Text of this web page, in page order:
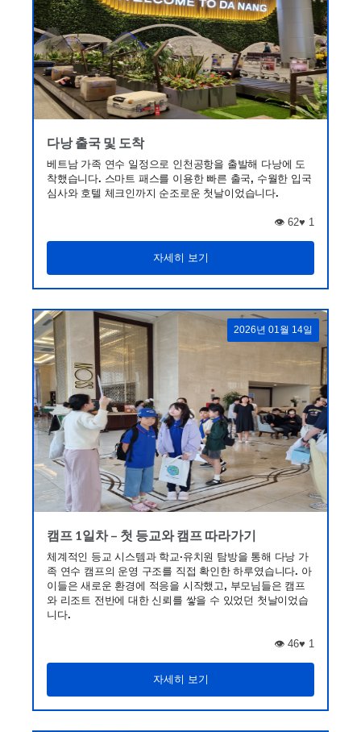
다낭 출국 및 도착
베트남 가족 연수 일정으로 인천공항을 출발해 다낭에 도
착했습니다. 스마트 패스를 이용한 빠른 출국, 수월한 입국
심사와 호텔 체크인까지 순조로운 첫날이었습니다.
👁️ 62♥ 1
자세히 보기
2026년 01월 14일
캠프 1일차 – 첫 등교와 캠프 따라가기
체계적인 등교 시스템과 학교·유치원 탐방을 통해 다낭 가
족 연수 캠프의 운영 구조를 직접 확인한 하루였습니다. 아
이들은 새로운 환경에 적응을 시작했고, 부모님들은 캠프
와 리조트 전반에 대한 신뢰를 쌓을 수 있었던 첫날이었습
니다.
👁️ 46♥ 1
자세히 보기